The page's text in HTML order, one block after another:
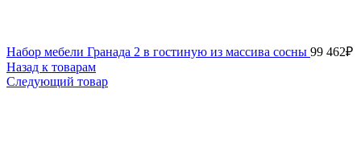
Набор мебели Гранада 2 в гостиную из массива сосны 99 462₽
Назад к товарам
Следующий товар